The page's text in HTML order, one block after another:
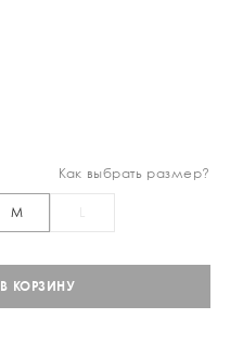
Как выбрать размер?
M
КОРЗИНУ